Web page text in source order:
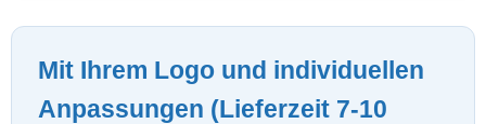
Mit Ihrem Logo und individuellen
Anpassungen (Lieferzeit 7-10